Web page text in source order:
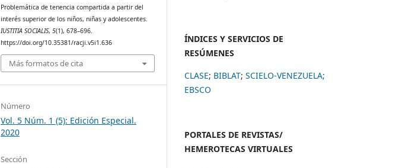
Problemática de tenencia compartida a partir del
interés superior de los niños, niñas y adolescentes.
IUSTITIA SOCIALIS,5(1), 678–696.
https://doi.org/10.35381/racji.v5i1.636
Más formatos de cita
Número
Vol. 5 Núm. 1 (5): Edición Especial.
2020
Sección
ÍNDICES Y SERVICIOS DE
RESÚMENES
CLASE; BIBLAT; SCIELO-VENEZUELA;
EBSCO
PORTALES DE REVISTAS/
HEMEROTECAS VIRTUALES